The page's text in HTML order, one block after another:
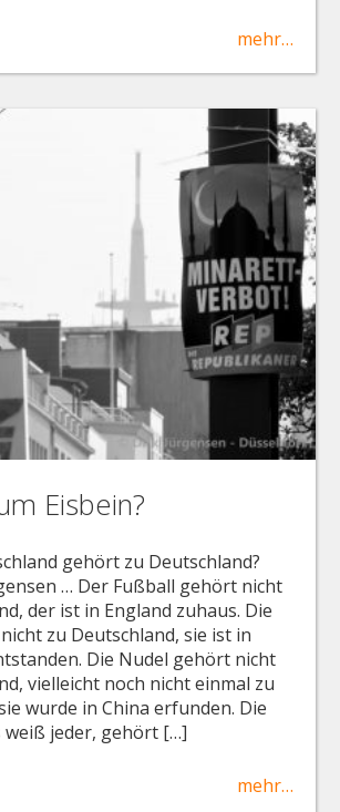
mehr…
Eisbein?
gehört zu Deutschland?
… Der Fußball gehört nicht
der ist in England zuhaus. Die
zu Deutschland, sie ist in
Die Nudel gehört nicht
vielleicht noch nicht einmal zu
wurde in China erfunden. Die
weiß jeder, gehört […]
mehr…